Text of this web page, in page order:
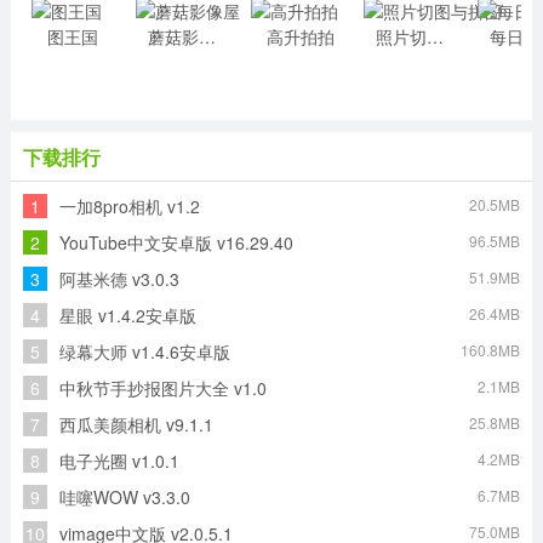
图王国 蘑菇影像屋 高升拍拍 照片切图与拼图
下载排行
1 一加8pro相机 v1.2 20.5MB
2 YouTube中文安卓版 v16.29.40 96.5MB
3 阿基米德 v3.0.3 51.9MB
4 星眼 v1.4.2安卓版 26.4MB
5 绿幕大师 v1.4.6安卓版 160.8MB
6 中秋节手抄报图片大全 v1.0 2.1MB
7 西瓜美颜相机 v9.1.1 25.8MB
8 电子光圈 v1.0.1 4.2MB
9 哇噻WOW v3.3.0 6.7MB
10 vimage中文版 v2.0.5.1 75.0MB